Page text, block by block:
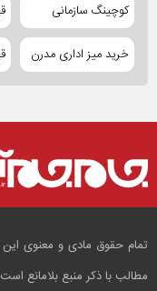
کوچینگ سازمانی
خرید میز اداری مدرن
تمام حقوق مادی و معنوی
مطالب با ذکر منبع بلامانع